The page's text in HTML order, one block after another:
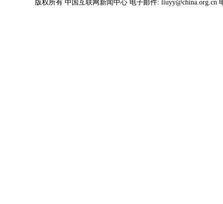
版权所有 中国互联网新闻中心 电子邮件: liuyy@china.org.cn